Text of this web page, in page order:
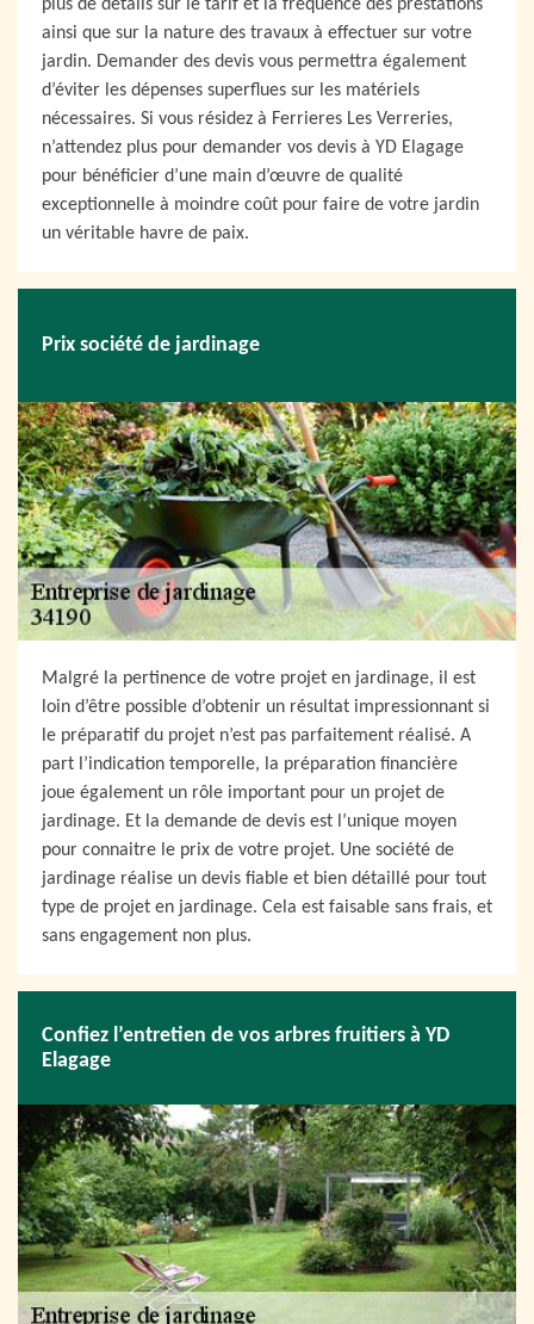
plus de détails sur le tarif et la fréquence des prestations
ainsi que sur la nature des travaux à effectuer sur votre
jardin. Demander des devis vous permettra également
d’éviter les dépenses superflues sur les matériels
nécessaires. Si vous résidez à Ferrieres Les Verreries,
n’attendez plus pour demander vos devis à YD Elagage
pour bénéficier d’une main d’œuvre de qualité
exceptionnelle à moindre coût pour faire de votre jardin
un véritable havre de paix.
Prix société de jardinage
Malgré la pertinence de votre projet en jardinage, il est
loin d’être possible d’obtenir un résultat impressionnant si
le préparatif du projet n’est pas parfaitement réalisé. A
part l’indication temporelle, la préparation financière
joue également un rôle important pour un projet de
jardinage. Et la demande de devis est l’unique moyen
pour connaitre le prix de votre projet. Une société de
jardinage réalise un devis fiable et bien détaillé pour tout
type de projet en jardinage. Cela est faisable sans frais, et
sans engagement non plus.
Confiez l’entretien de vos arbres fruitiers à YD
Elagage